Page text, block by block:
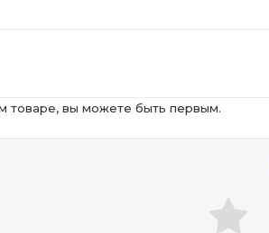
товаре, вы можете быть первым.